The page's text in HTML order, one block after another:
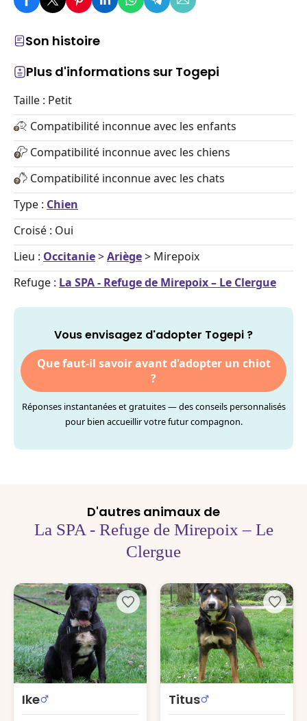
Son histoire
Plus d'informations sur Togepi
Taille : Petit
Compatibilité inconnue avec les enfants
Compatibilité inconnue avec les chiens
Compatibilité inconnue avec les chats
Type : Chien
Croisé : Oui
Lieu : Occitanie>Ariège> Mirepoix
Refuge : La SPA - Refuge de Mirepoix – Le Clergue
Vous envisagez d'adopter Togepi ?
Que faut-il savoir avant d'adopter un chiot
?
Réponses instantanées et gratuites — des conseils personnalisés
pour bien accueillir votre futur compagnon.
D'autres animaux de
La SPA - Refuge de Mirepoix – Le
Clergue
Ike Titus